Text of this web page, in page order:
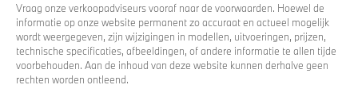
Vraag onze verkoopadviseurs vooraf naar de voorwaarden. Hoewel de
informatie op onze website permanent zo accuraat en actueel mogelijk
wordt weergegeven, zijn wijzigingen in modellen, uitvoeringen, prijzen,
technische specificaties, afbeeldingen, of andere informatie te allen tijde
voorbehouden. Aan de inhoud van deze website kunnen derhalve geen
rechten worden ontleend.